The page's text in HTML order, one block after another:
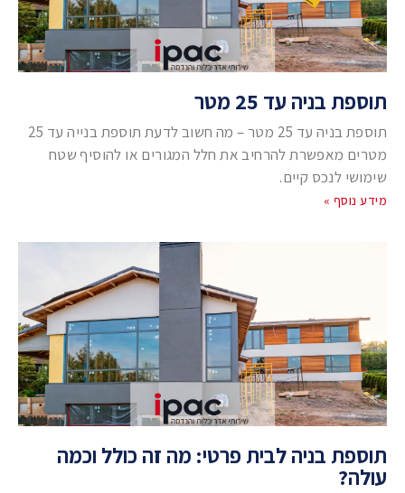
תוספת בניה עד 25 מטר
תוספת בניה עד 25 מטר – מה חשוב לדעת תוספת בנייה עד 25
מטרים מאפשרת להרחיב את חלל המגורים או להוסיף שטח
שימושי לנכס קיים.
מידע נוסף »
תוספת בניה לבית פרטי: מה זה כולל וכמה
עולה?